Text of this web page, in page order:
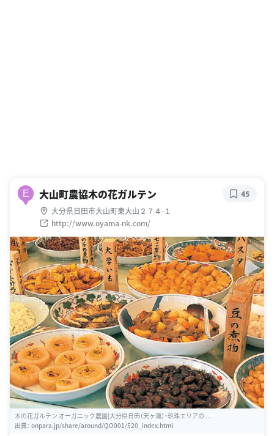
E 大山町農協木の花ガルテン
大分県日田市大山町東大山２７４-１
http://www.oyama-nk.com/
45
木の花ガルテン オーガニック農園|大分県日田（天ヶ瀬）・玖珠エリアの ...
出典： onpara.jp/share/around/QO001/520_index.html